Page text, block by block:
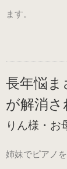
ます。
長年悩
が解消さ
りん様・お
姉妹でピアノ